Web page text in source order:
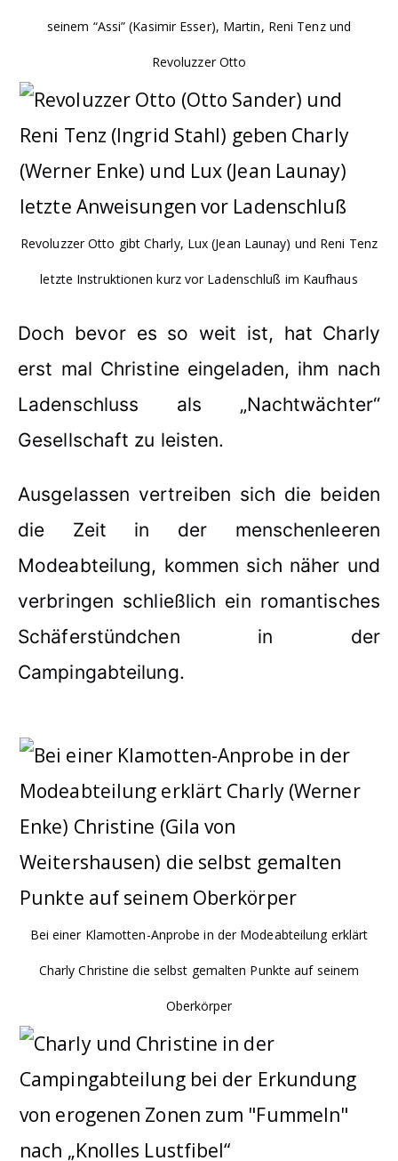
seinem “Assi” (Kasimir Esser), Martin, Reni Tenz und
Revoluzzer Otto
Revoluzzer Otto gibt Charly, Lux (Jean Launay) und Reni Tenz
letzte Instruktionen kurz vor Ladenschluß im Kaufhaus
Doch bevor es so weit ist, hat Charly
erst mal Christine eingeladen, ihm nach
Ladenschluss als „Nachtwächter“
Gesellschaft zu leisten.
Ausgelassen vertreiben sich die beiden
die Zeit in der menschenleeren
Modeabteilung, kommen sich näher und
verbringen schließlich ein romantisches
Schäferstündchen in der
Campingabteilung.
Bei einer Klamotten-Anprobe in der Modeabteilung erklärt
Charly Christine die selbst gemalten Punkte auf seinem
Oberkörper